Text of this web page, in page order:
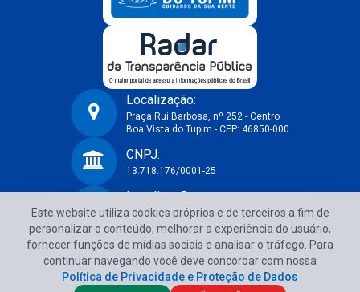
Prefeitura Municipal de Boa Vista do Tupim-BA
Localização:
Praça Rui Barbosa, nº 252 - Centro
Boa Vista do Tupim - CEP: 46850-000
CNPJ:
13.718.176/0001-25
Localização:
Praça Rui Barbosa, nº 252 - Centro
Boa Vista do Tupim - CEP: 46850-000
CNPJ:
13.718.176/0001-25
Este website utiliza cookies próprios e de terceiros a fim de
personalizar o conteúdo, melhorar a experiência do usuário,
fornecer funções de mídias sociais e analisar o tráfego. Para
continuar navegando você deve concordar com nossa
Política de Privacidade e Proteção de Dados